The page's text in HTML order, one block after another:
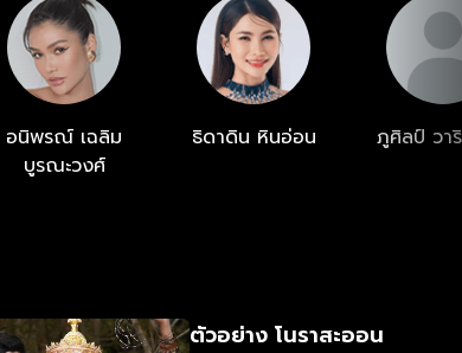
อนิพรณ์ เฉลิม
บูรณะวงศ์
ธิดาดิน หินอ่อน ภูศิลป์ วา
ตัวอย่าง โนราสะออน